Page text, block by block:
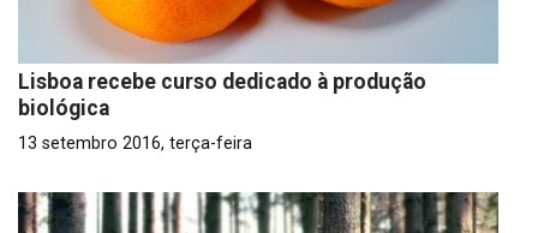
Lisboa recebe curso dedicado à produção
biológica
13 setembro 2016, terça-feira